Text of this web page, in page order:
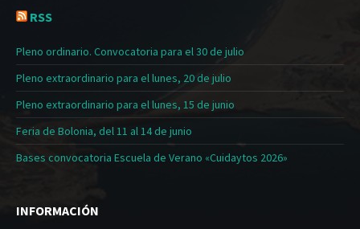
RSS
Pleno ordinario. Convocatoria para el 30 de julio
Pleno extraordinario para el lunes, 20 de julio
Pleno extraordinario para el lunes, 15 de junio
Feria de Bolonia, del 11 al 14 de junio
Bases convocatoria Escuela de Verano «Cuidaytos 2026»
INFORMACIÓN